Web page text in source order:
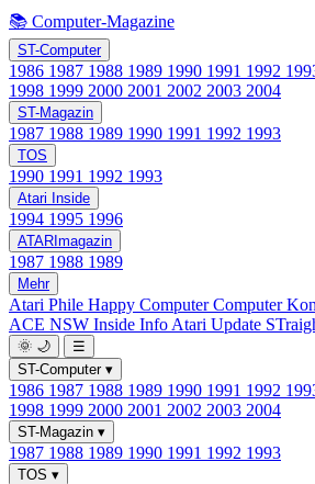
📚 Computer-Magazine
ST-Computer
1986 1987 1988 1989 1990 1991 1992
1998 1999 2000 2001 2002 2003 2004
ST-Magazin
1987 1988 1989 1990 1991 1992 1993
TOS
1990 1991 1992 1993
Atari Inside
1994 1995 1996
ATARImagazin
1987 1988 1989
Mehr
Atari Phile Happy ComputerComputer
ACE NSW Inside Info Atari Update
🌞 🌙
☰
ST-Computer ▾
1986 1987 1988 1989 1990 1991 1992
1998 1999 2000 2001 2002 2003 2004
ST-Magazin ▾
1987 1988 1989 1990 1991 1992 1993
TOS ▾